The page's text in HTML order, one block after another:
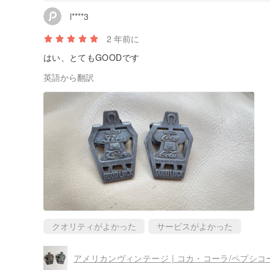
l****3
2 年前に
はい、とてもGOODです
英語から翻訳
クオリティがよかった サービスがよかった